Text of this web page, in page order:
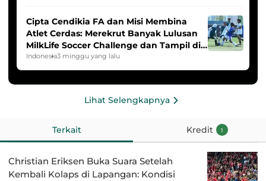
Cipta Cendikia FA dan Misi Membina
Atlet Cerdas: Merekrut Banyak Lulusan
MilkLife Soccer Challenge dan Tampil di
HYDROPLUS Soccer League
Indonesia3 minggu yang lalu
Lihat Selengkapnya
Terkait Kredit 1
Christian Eriksen Buka Suara Setelah
Kembali Kolaps di Lapangan: Kondisi